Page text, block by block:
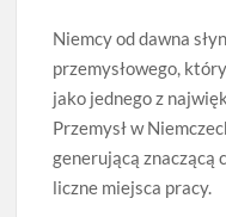
Niemcy od dawna
przemysłowego,
jako jednego z
Przemysł w
generującą znaczącą
liczne miejsca pracy.